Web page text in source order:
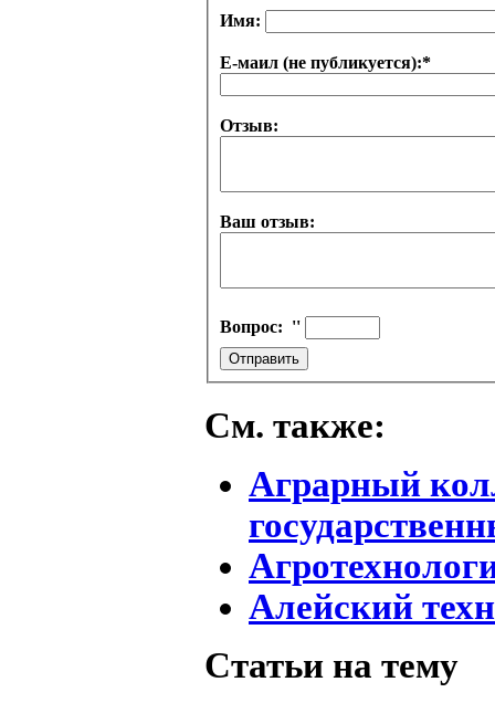
Имя:
Е-маил (не публикуется):*
Отзыв:
Ваш отзыв:
Вопрос: ''
См. также:
Аграрный
Алейский
Статьи на тему